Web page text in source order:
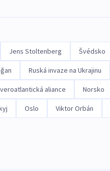
Jens Stoltenberg Švédsko
Ruská invaze na Ukrajinu
aliance Norsko
Oslo Viktor Orbán